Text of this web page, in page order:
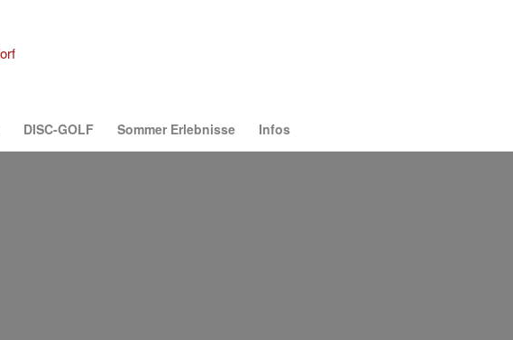
DISC-GOLF Sommer Erlebnisse Infos